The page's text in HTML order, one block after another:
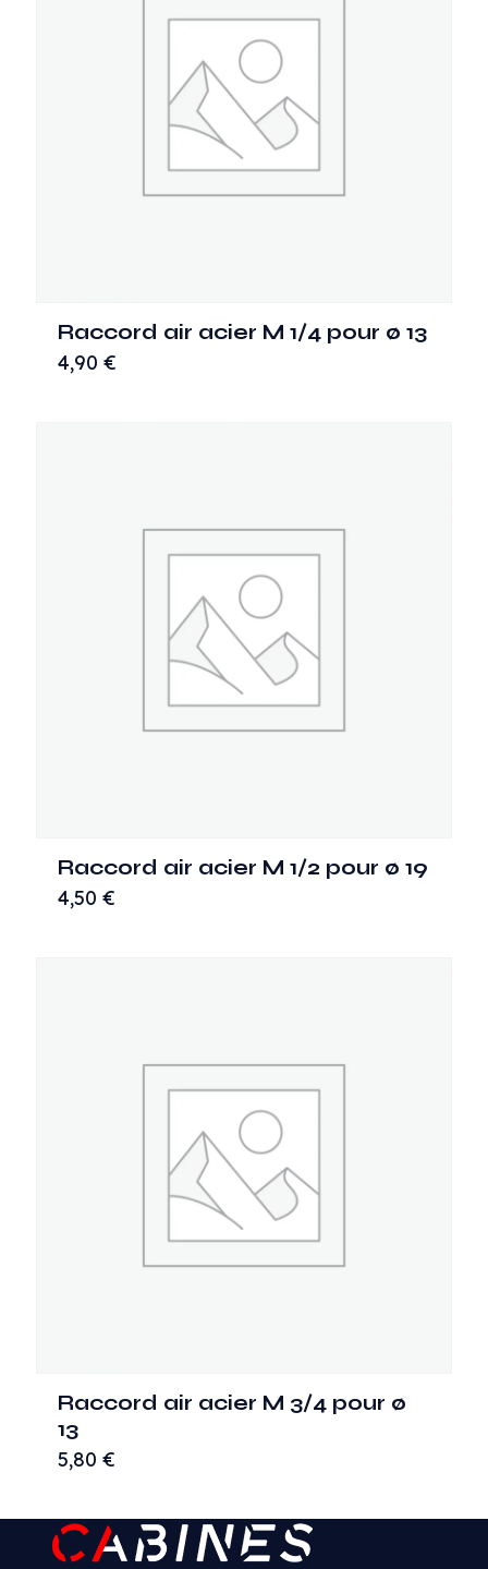
Raccord air acier M 1/4 pour ø 13
4,90 €
Raccord air acier M 1/2 pour ø 19
4,50 €
Raccord air acier M 3/4 pour ø
13
5,80 €